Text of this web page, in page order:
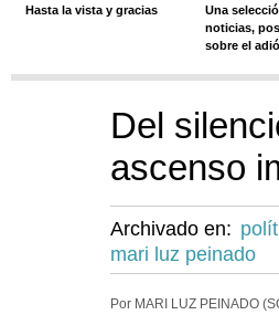
Hasta la vista y gracias
Una
noticias,
sobre el
Del
ascenso
Archivado en:
mari luz peinado
Por MARI LUZ PEINADO